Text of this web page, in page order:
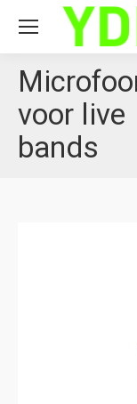
voor live
bands